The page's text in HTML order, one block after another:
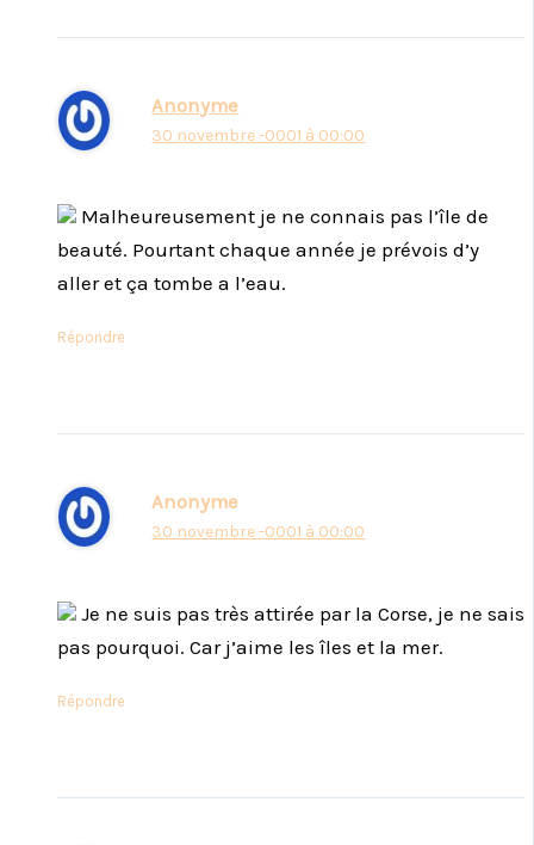
Anonyme
30 novembre -0001 à 00:00
Malheureusement je ne connais pas l’île de
beauté. Pourtant chaque année je prévois d’y
aller et ça tombe a l’eau.
Répondre
Anonyme
30 novembre -0001 à 00:00
Je ne suis pas très attirée par la Corse, je ne sais
pas pourquoi. Car j’aime les îles et la mer.
Répondre